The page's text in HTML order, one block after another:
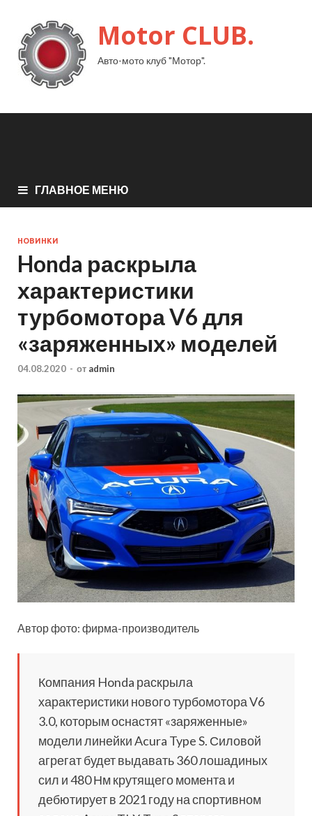
Motor CLUB.
Авто-мото клуб "Мотор".
ГЛАВНОЕ МЕНЮ
НОВИНКИ
Honda раскрыла
характеристики
турбомотора V6 для
«заряженных» моделей
04.08.2020 - от admin
Автор фото: фирма-производитель
Компания Honda раскрыла
характеристики нового турбомотора V6
3.0, которым оснастят «заряженные»
модели линейки Acura Type S. Силовой
агрегат будет выдавать 360 лошадиных
сил и 480 Нм крутящего момента и
дебютирует в 2021 году на спортивном